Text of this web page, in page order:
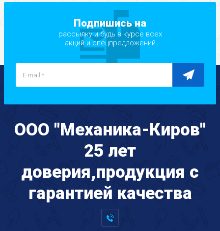
Подпишись на
рассылку и будь в курсе всех
акций и спецпредложений
ООО "Механика-Киров"
25 лет
доверия,продукция с
гарантией качества